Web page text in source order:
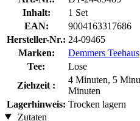
Inhalt:
1 Set
EAN:
9004163317686
Hersteller-Nr.: 24-09465
Marken:
Demmers Teehaus
Tee:
Lose
Ziehzeit :
4 Minuten, 5
Minuten
Lagerhinweis: Trocken lagern
Zutaten